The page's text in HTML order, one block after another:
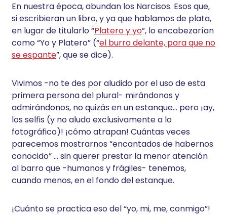
En nuestra época, abundan los Narcisos. Esos que,
si escribieran un libro, y ya que hablamos de plata,
en lugar de titularlo “Platero y yo”, lo encabezarían
como “Yo y Platero” (“el burro delante, para que no
se espante”, que se dice).
Vivimos -no te des por aludido por el uso de esta
primera persona del plural- mirándonos y
admirándonos, no quizás en un estanque… pero ¡ay,
los selfis (y no aludo exclusivamente a lo
fotográfico)! ¡cómo atrapan! Cuántas veces
parecemos mostrarnos “encantados de habernos
conocido” … sin querer prestar la menor atención
al barro que -humanos y frágiles- tenemos,
cuando menos, en el fondo del estanque.
¡Cuánto se practica eso del “yo, mi, me, conmigo”!